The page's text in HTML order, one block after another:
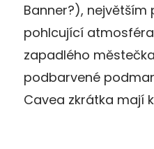
Banner?), největším
pohlcující
zapadlého
podbarvené
Cavea zkrátka mají